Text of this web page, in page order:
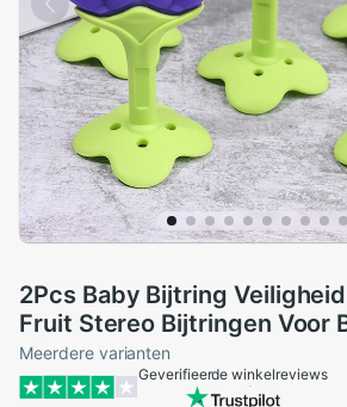
2Pcs Baby Bijtring
Fruit Stereo Bijtringen Voor
Kids Kauwen Tand
Meerdere varianten
Geverifieerde winkelreviews